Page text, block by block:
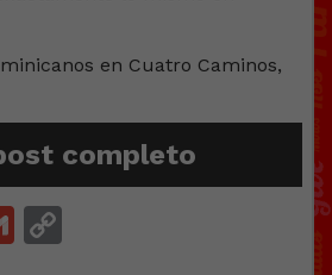
en Cuatro Caminos,
completo
Gmail